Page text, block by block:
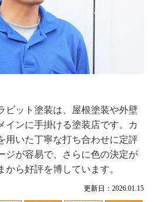
更新日：2026.01.15
ビット塗装は、屋根塗装や外壁
インに手掛ける塗装店です。カ
用いた丁寧な打ち合わせに定評
ジが容易で、さらに色の決定が
から好評を博しています。